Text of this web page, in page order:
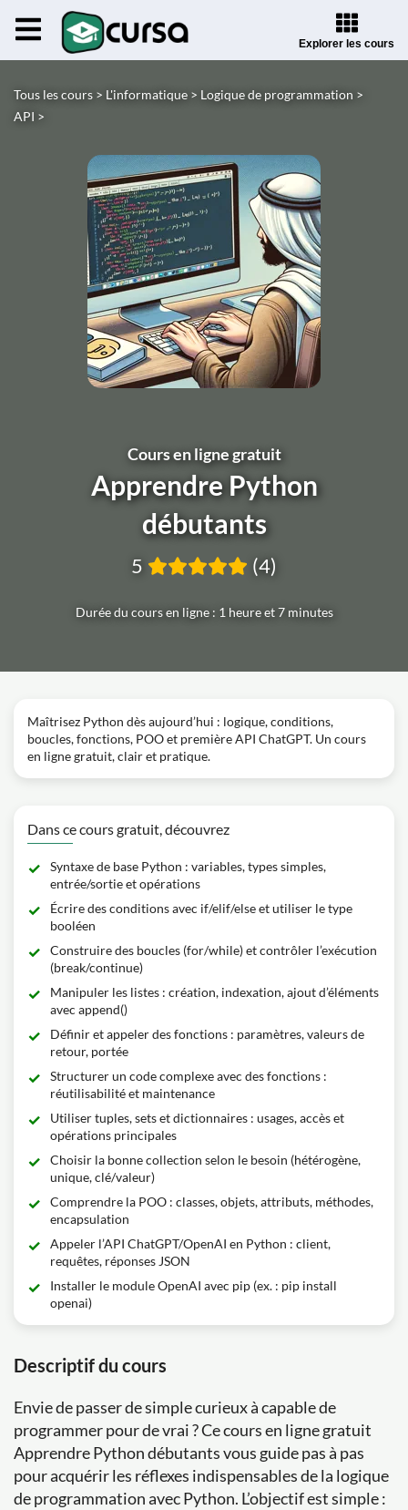
Explorer les cours
Tous les cours > L'informatique > Logique de programmation >
API >
Cours en ligne gratuit
Apprendre Python
débutants
Durée du cours en ligne : 1 heure et 7 minutes
5 (4)
Maîtrisez Python dès aujourd’hui : logique, conditions,
boucles, fonctions, POO et première API ChatGPT. Un cours
en ligne gratuit, clair et pratique.
Dans ce cours gratuit, découvrez
Syntaxe de base Python : variables, types simples,
entrée/sortie et opérations
Écrire des conditions avec if/elif/else et utiliser le type
booléen
Construire des boucles (for/while) et contrôler l’exécution
(break/continue)
Manipuler les listes : création, indexation, ajout d’éléments
avec append()
Définir et appeler des fonctions : paramètres, valeurs de
retour, portée
Structurer un code complexe avec des fonctions :
réutilisabilité et maintenance
Utiliser tuples, sets et dictionnaires : usages, accès et
opérations principales
Choisir la bonne collection selon le besoin (hétérogène,
unique, clé/valeur)
Comprendre la POO : classes, objets, attributs, méthodes,
encapsulation
Appeler l’API ChatGPT/OpenAI en Python : client,
requêtes, réponses JSON
Installer le module OpenAI avec pip (ex. : pip install
openai)
Descriptif du cours
Envie de passer de simple curieux à capable de
programmer pour de vrai ? Ce cours en ligne gratuit
Apprendre Python débutants vous guide pas à pas
pour acquérir les réflexes indispensables de la logique
de programmation avec Python. L’objectif est simple :